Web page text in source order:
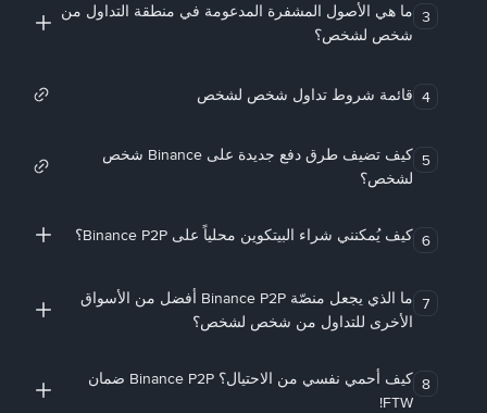
3 ما هي الأصول المشفرة المدعومة في منطقة التداول من
شخص لشخص؟
4 قائمة شروط تداول شخص لشخص
5
كيف تضيف طرق دفع جديدة على Binance شخص
لشخص؟
6 كيف يُمكنني شراء البيتكوين محلياً على Binance P2P؟
7
ما الذي يجعل منصّة Binance P2P أفضل من الأسواق
الأخرى للتداول من شخص لشخص؟
8
كيف أحمي نفسي من الاحتيال؟ Binance P2P ضمان
FTW!